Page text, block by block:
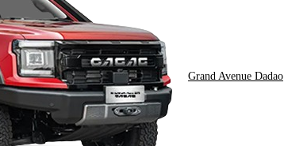
Grand Avenue Dadao